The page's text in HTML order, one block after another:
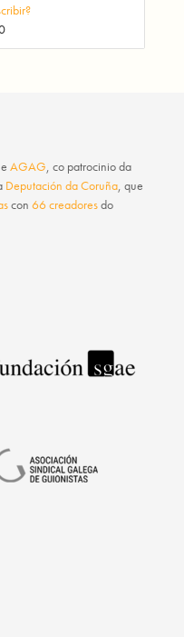
eAGAG , co patrocinio da
Deputación da Coruña , que
con66 creadoresdo